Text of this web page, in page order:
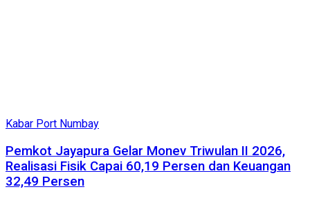
Kabar Port Numbay
Pemkot Jayapura Gelar Monev Triwulan II 2026,
Realisasi Fisik Capai 60,19 Persen dan Keuangan
32,49 Persen